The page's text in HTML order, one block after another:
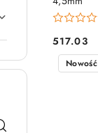
Cena:
517.03
Nowość